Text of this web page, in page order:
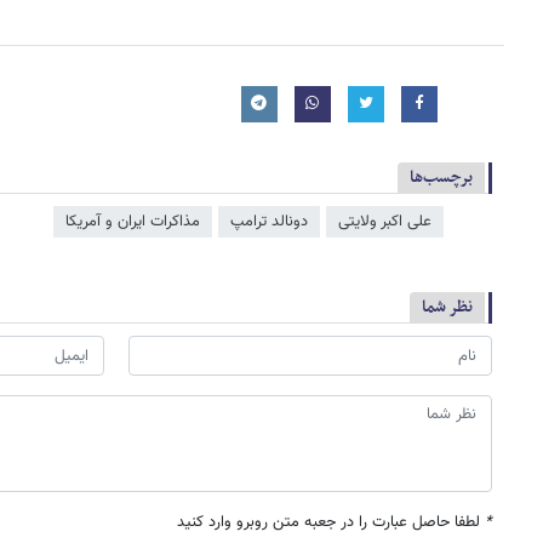
برچسب‌ها
علی اکبر ولایتی دونالد ترامپ مذاکرات ایران و آمریکا
نظر شما
* لطفا حاصل عبارت را در جعبه متن روبرو وارد کنید